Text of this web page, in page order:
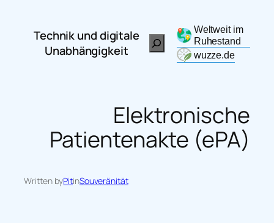
springenTechnik und digitale
Unabhängigkeit
Search
Weltweit im
Ruhestand
wuzze.de
Elektronische
Patientenakte (ePA)
Written byPitinSouveränität